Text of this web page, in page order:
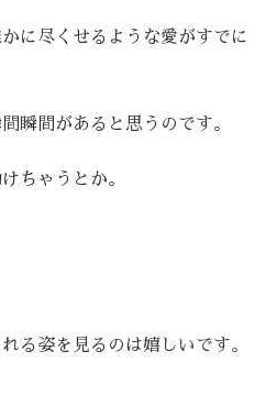
に尽くせるような愛がすでに
瞬間があると思うのです。
ちゃうとか。
る姿を見るのは嬉しいです。